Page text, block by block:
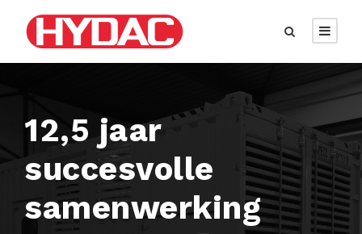
12,5 jaar
succesvolle
samenwerking